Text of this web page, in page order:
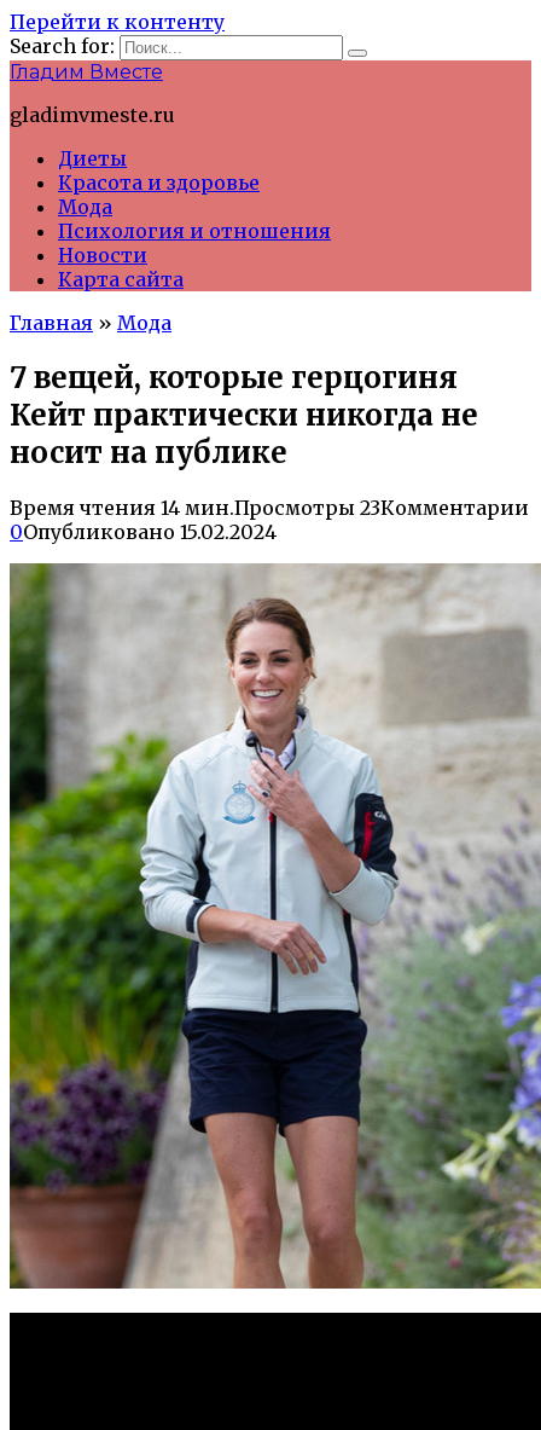
Перейти к контенту
Search for:
Гладим Вместе
gladimvmeste.ru
Диеты
Красота и здоровье
Мода
Психология и отношения
Новости
Карта сайта
Главная » Мода
7 вещей, которые герцогиня
Кейт практически никогда не
носит на публике
Время чтения 14 мин.Просмотры 23Комментарии
0Опубликовано 15.02.2024